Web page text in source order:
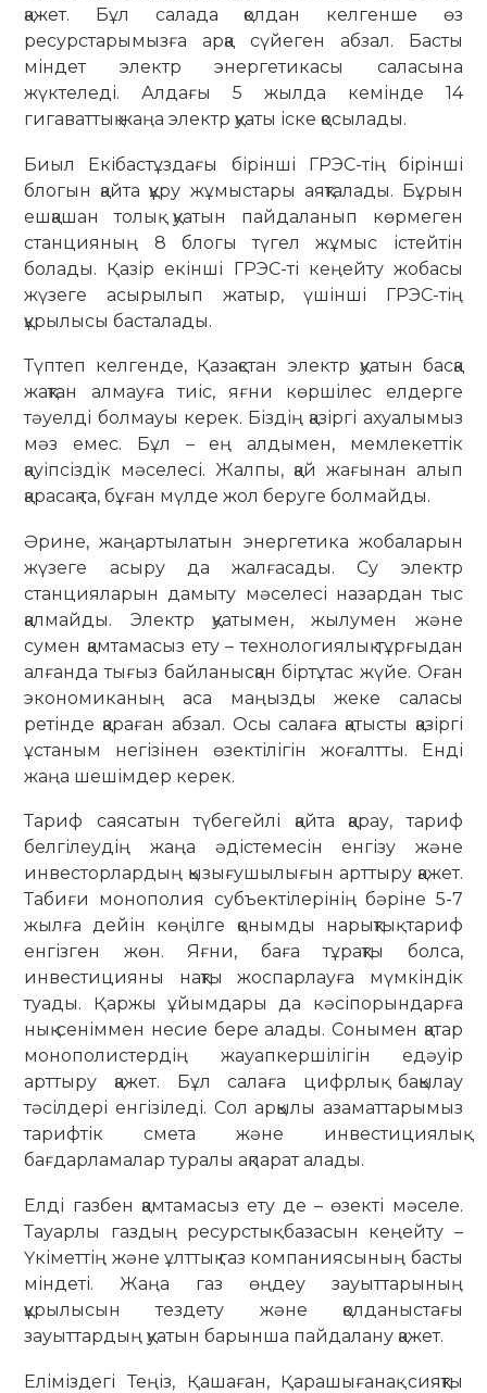
қажет. Бұл салада қолдан келгенше өз
ресурстарымызға арқа сүйеген абзал. Басты
міндет электр энергетикасы саласына
жүктеледі. Алдағы 5 жылда кемінде 14
гигаваттық жаңа электр қуаты іске қосылады.
Биыл Екібастұздағы бірінші ГРЭС-тің бірінші
блогын қайта құру жұмыстары аяқталады. Бұрын
ешқашан толық қуатын пайдаланып көрмеген
станцияның 8 блогы түгел жұмыс істейтін
болады. Қазір екінші ГРЭС-ті кеңейту жобасы
жүзеге асырылып жатыр, үшінші ГРЭС-тің
құрылысы басталады.
Түптеп келгенде, Қазақстан электр қуатын басқа
жақтан алмауға тиіс, яғни көршілес елдерге
тәуелді болмауы керек. Біздің қазіргі ахуалымыз
мәз емес. Бұл – ең алдымен, мемлекеттік
қауіпсіздік мәселесі. Жалпы, қай жағынан алып
қарасақ та, бұған мүлде жол беруге болмайды.
Әрине, жаңартылатын энергетика жобаларын
жүзеге асыру да жалғасады. Су электр
станцияларын дамыту мәселесі назардан тыс
қалмайды. Электр қуатымен, жылумен және
сумен қамтамасыз ету – технологиялық тұрғыдан
алғанда тығыз байланысқан біртұтас жүйе. Оған
экономиканың аса маңызды жеке саласы
ретінде қараған абзал. Осы салаға қатысты қазіргі
ұстаным негізінен өзектілігін жоғалтты. Енді
жаңа шешімдер керек.
Тариф саясатын түбегейлі қайта қарау, тариф
белгілеудің жаңа әдістемесін енгізу және
инвесторлардың қызығушылығын арттыру қажет.
Табиғи монополия субъектілерінің бәріне 5-7
жылға дейін көңілге қонымды нарықтық тариф
енгізген жөн. Яғни, баға тұрақты болса,
инвестицияны нақты жоспарлауға мүмкіндік
туады. Қаржы ұйымдары да кәсіпорындарға
нық сеніммен несие бере алады. Сонымен қатар
монополистердің жауапкершілігін едәуір
арттыру қажет. Бұл салаға цифрлық бақылау
тәсілдері енгізіледі. Сол арқылы азаматтарымыз
тарифтік смета және инвестициялық
бағдарламалар туралы ақпарат алады.
Елді газбен қамтамасыз ету де – өзекті мәселе.
Тауарлы газдың ресурстық базасын кеңейту –
Үкіметтің және ұлттық газ компаниясының басты
міндеті. Жаңа газ өңдеу зауыттарының
құрылысын тездету және қолданыстағы
зауыттардың қуатын барынша пайдалану қажет.
Еліміздегі Теңіз, Қашаған, Қарашығанақ сияқты